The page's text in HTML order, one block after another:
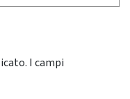
I campi